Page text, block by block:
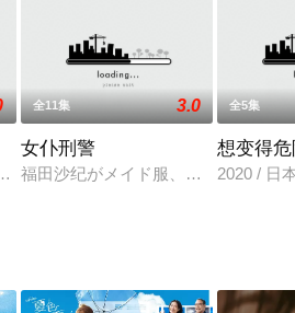
件”过去一年后，前刑警武藏三郎（
全11集 3.0
女仆刑警
福田沙纪がメイド服、人気小说の初
全5集
想变得
2020 / 日